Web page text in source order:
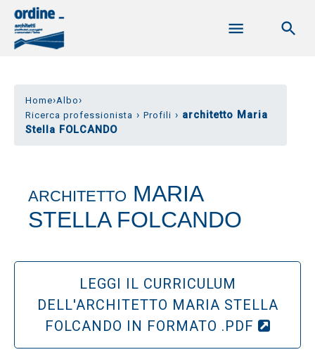
Home›Albo›
Ricerca professionista › Profili › architetto Maria
Stella FOLCANDO
ARCHITETTO MARIA
STELLA FOLCANDO
LEGGI IL CURRICULUM
DELL'ARCHITETTO MARIA STELLA
FOLCANDO IN FORMATO .PDF